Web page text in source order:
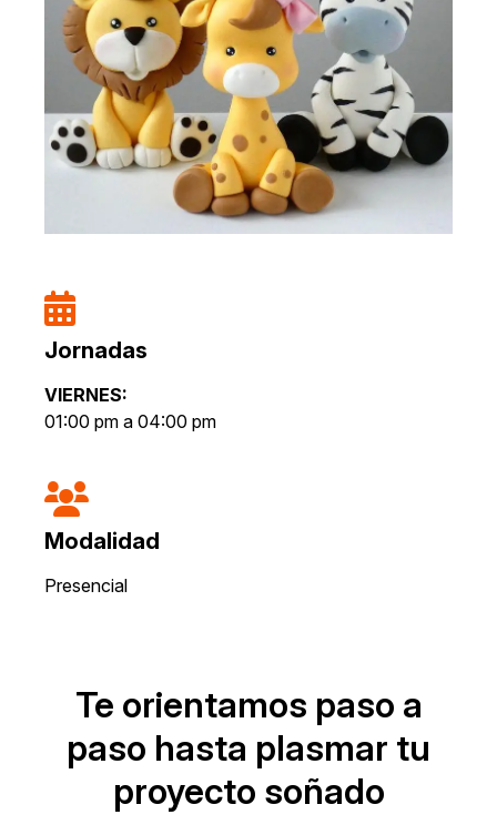
Jornadas
VIERNES:
01:00 pm a 04:00 pm
Modalidad
Presencial
Te orientamos paso a
paso hasta plasmar tu
proyecto soñado